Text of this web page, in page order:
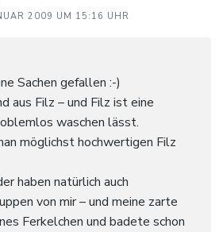
2009 UM 15:16 UHR
Sachen gefallen :-)
aus Filz – und Filz ist eine
waschen lässt.
möglichst hochwertigen Filz
haben natürlich auch
von mir – und meine zarte
Ferkelchen und badete schon